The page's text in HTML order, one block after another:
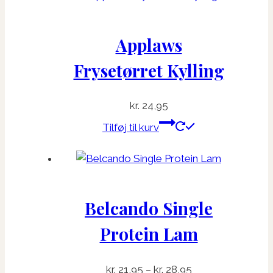
Applaws
Frysetørret Kylling
kr. 24,95
Tilføj til kurv
Belcando Single
Protein Lam
kr. 21,95 – kr. 28,95Prisinterval: